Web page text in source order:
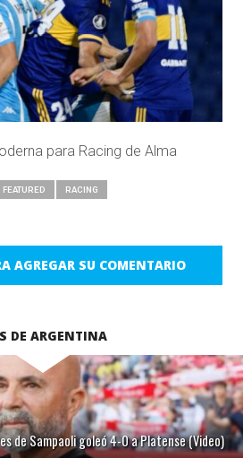
para Racing de Alma
FEATURED RACING
AGREGAR SU COMENTARIO
DE ARGENTINA
de Sampaoli goleó 4-0 a Platense (Video)